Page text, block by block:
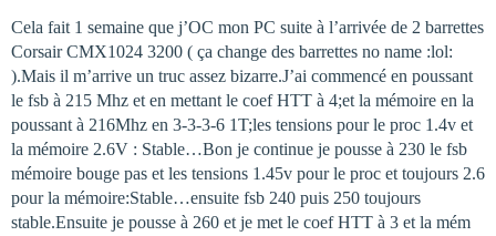
Cela fait 1 semaine que j’OC mon PC suite à l’arrivée de 2 barrettes
Corsair CMX1024 3200 ( ça change des barrettes no name :lol:
).Mais il m’arrive un truc assez bizarre.J’ai commencé en poussant
le fsb à 215 Mhz et en mettant le coef HTT à 4;et la mémoire en la
poussant à 216Mhz en 3-3-3-6 1T;les tensions pour le proc 1.4v et
la mémoire 2.6V : Stable…Bon je continue je pousse à 230 le fsb
mémoire bouge pas et les tensions 1.45v pour le proc et toujours 2.6
pour la mémoire:Stable…ensuite fsb 240 puis 250 toujours
stable.Ensuite je pousse à 260 et je met le coef HTT à 3 et la mém